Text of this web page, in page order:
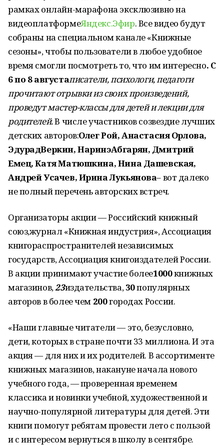
рамках онлайн-марафона эксклюзивно на
видеоплатформеЯндекс.Эфир. Все видео будут
собраны на специальном канале «Книжные
сезоны», чтобы пользователи в любое удобное
время смогли посмотреть то, что им интересно. С
6 по 8 августаписатели, психологи, педагоги
прочитают отрывки из своих произведений,
проведут мастер-классы для детей и лекции для
родителей.В числе участников созвездие лучших
детских авторов:Олег Рой, Анастасия Орлова,
ЭдурадВеркин, НаринэАбгарян, Дмитрий
Емец, Катя Матюшкина, Нина Дашевская,
Андрей Усачев, Ирина Лукьянова– вот далеко
не полный перечень авторских встреч.
Организаторы акции — Российский книжный
союз,журнал «Книжная индустрия», Ассоциация
книгораспространителей независимых
государств, Ассоциация книгоиздателей России.
В акции принимают участие более1000книжных
магазинов,23издательства,30популярных
авторов в более чем 200городах России.
«Наши главные читатели — это, безусловно,
дети, которых в стране почти 33 миллиона. И эта
акция — для них и их родителей. В ассортименте
книжных магазинов, накануне начала нового
учебного года, — проверенная временем
классика и новинки учебной, художественной и
научно-популярной литературы для детей. Эти
книги помогут ребятам провести лето с пользой
и с интересом вернуться в школу в сентябре.